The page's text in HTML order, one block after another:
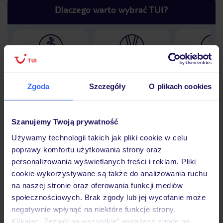
Zgoda Szczegóły O plikach cookies
Szanujemy Twoją prywatność
Używamy technologii takich jak pliki cookie w celu
poprawy komfortu użytkowania strony oraz
personalizowania wyświetlanych treści i reklam. Pliki
cookie wykorzystywane są także do analizowania ruchu
na naszej stronie oraz oferowania funkcji mediów
społecznościowych. Brak zgody lub jej wycofanie może
negatywnie wpłynąć na niektóre funkcje strony.
Klikając „Zezwól na wszystkie” wyrażasz zgodę na
Dlaczego warto wybrać TUI?
Lider niskich cen
podróży w Polsce
30 lat w
Hotel
Opinie
Pokoje